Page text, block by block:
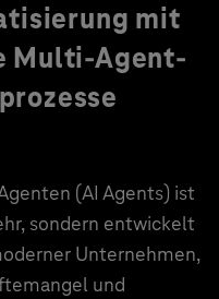
mit
Multi-Agent-
(AI Agents) ist
sondern entwickelt
Unternehmen,
und